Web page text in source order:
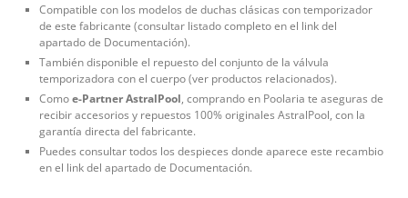
Compatible con los modelos de duchas clásicas con temporizador
de este fabricante (consultar listado completo en el link del
apartado de Documentación).
También disponible el repuesto del conjunto de la válvula
temporizadora con el cuerpo (ver productos relacionados).
Comoe-Partner AstralPool, comprando en Poolaria te aseguras de
recibir accesorios y repuestos 100% originales AstralPool, con la
garantía directa del fabricante.
Puedes consultar todos los despieces donde aparece este recambio
en el link del apartado de Documentación.